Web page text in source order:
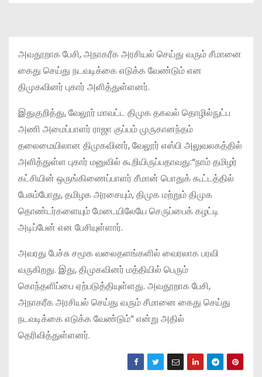
அவதூறாக பேசி, அநாகரீக அரசியல் செய்து வரும் சீமானை
கைது செய்து நடவடிக்கை எடுக்க வேண்டும் என
திமுகவினர் புகார் அளித்துள்ளனர்.
இதுகுறித்து, வேலூர் மாவட்ட திமுக தகவல் தொழில்நுட்ப
அணி அமைப்பாளர் ராஜா குப்பம் முருகானந்தம்
தலைமையிலான திமுகவினர், வேலூர் எஸ்பி அலுவலகத்தில்
அளித்துள்ள புகார் மனுவில் கூறியிருப்பதாவது:“நாம் தமிழர்
கட்சியின் ஒருங்கிணைப்பாளர் சீமான் பொதுக் கூட்டத்தில்
பேசும்போது, தமிழக அரசையும், திமுக மற்றும் திமுக
தொண்டர்களையும் மேடையிலேயே செருப்பைக் கழட்டி
அடிப்பேன் என பேசியுள்ளார்.
அவரது பேச்சு சமூக வலைதளங்களில் வைரலாக பரவி
வருகிறது. இது, திமுகவினர் மத்தியில் பெரும்
கொந்தளிப்பை ஏற்படுத்தியுள்ளது. அவதூறாக பேசி,
அநாகரீக அரசியல் செய்து வரும் சீமானை கைது செய்து
நடவடிக்கை எடுக்க வேண்டும்” என்று அதில்
தெரிவித்துள்ளனர்.